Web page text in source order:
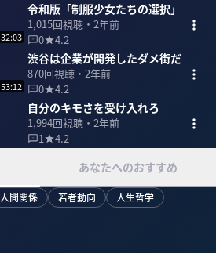
令和版「制服少女たちの選択」
1,015回視聴・ 2年前
0
4.2
32:03
渋谷は企業が開発したダメ街だ
870回視聴・ 2年前
0
4.2
53:12
自分のキモさを受け入れろ
1,994回視聴・ 2年前
1
4.2
あなたへのおすすめ
人間関係 若者動向 人生哲学